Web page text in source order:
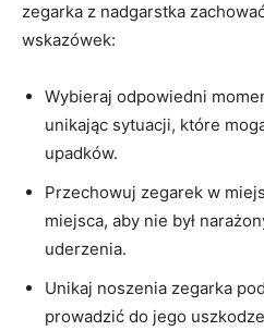
zegarka z nadgarstka
wskazówek:
Wybieraj odpowiedni
unikając‌ sytuacji, które
upadków.
Przechowuj‍ zegarek w⁣
miejsca, aby nie był
uderzenia.
Unikaj noszenia zegarka
prowadzić do jego